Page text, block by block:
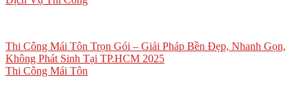
Thi Công Mái Tôn Trọn Gói – Giải Pháp Bền Đẹp, Nhanh Gọn,
Không Phát Sinh Tại TP.HCM 2025
Thi Công Mái Tôn